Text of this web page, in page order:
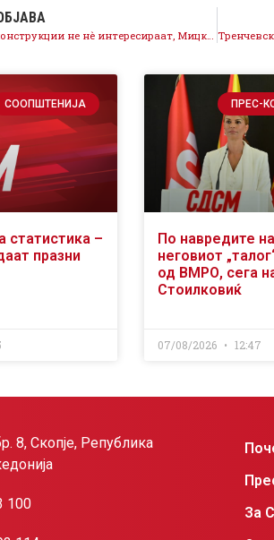
СООПШТЕНИЈА
статистика –
празни
ПРЕС-
По навредите
неговиот
од ВМРО, сега
Стоилковиќ
07/08/2026 12:47
8, Скопје, Република
100
За